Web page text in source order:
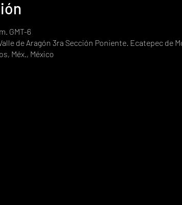
GMT-6
de Aragón 3ra Sección Poniente. Ecatepec de
Méx., México